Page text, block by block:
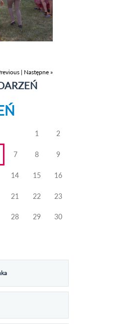
| Następne »
1 2
7 8 9
14 15 16
21 22 23
28 29 30